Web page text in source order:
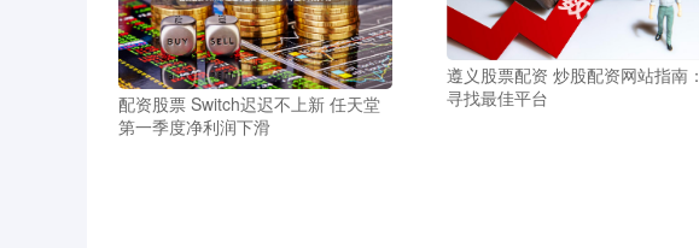
配资股票 Switch迟迟不上新 任天堂
第一季度净利润下滑
遵义股票配资 炒股配资网站指南：
寻找最佳平台